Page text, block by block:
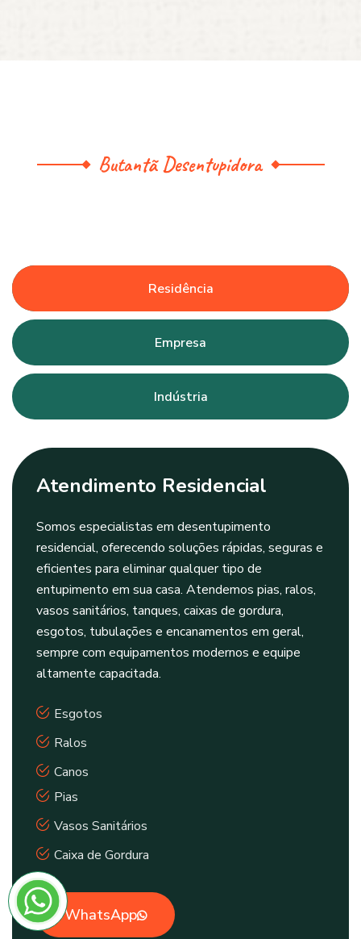
Butantã Desentupidora
Residência
Empresa
Indústria
Atendimento Residencial
Somos especialistas em desentupimento
residencial, oferecendo soluções rápidas, seguras e
eficientes para eliminar qualquer tipo de
entupimento em sua casa. Atendemos pias, ralos,
vasos sanitários, tanques, caixas de gordura,
esgotos, tubulações e encanamentos em geral,
sempre com equipamentos modernos e equipe
altamente capacitada.
Esgotos
Ralos
Canos
Pias
Vasos Sanitários
Caixa de Gordura
WhatsApp